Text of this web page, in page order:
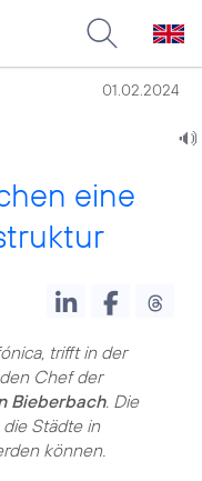
01.02.2024
eine
trifft in der
Chef der
Bieberbach. Die
Städte in
können.